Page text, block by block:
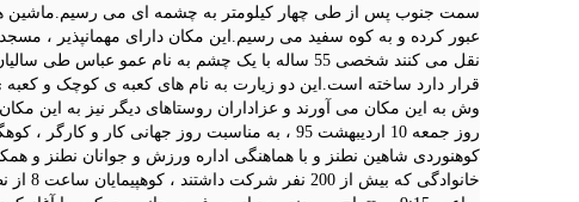
سمت جنوب پس از طی چهار کیلومتر به چشمه ای می رسیم.ماشین
عبور کرده و به کوه سفید می رسیم.این مکان دارای مهمانپذیر ،
نقل می کنند شخصی 55 ساله با یک چشم به نام عمو
وش به این مکان می آورند و عزاداران روستاهای دیگر نیز به این
روز جمعه 10 اردیبهشت 95 ، به مناسبت روز جهانی
کوهنوردی شاهین نطنز و با هماهنگی اداره ورزش و جوانان نطنز و